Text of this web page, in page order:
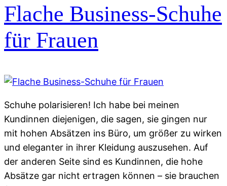
Flache Business-Schuhe
für Frauen
Schuhe polarisieren! Ich habe bei meinen
Kundinnen diejenigen, die sagen, sie gingen nur
mit hohen Absätzen ins Büro, um größer zu wirken
und eleganter in ihrer Kleidung auszusehen. Auf
der anderen Seite sind es Kundinnen, die hohe
Absätze gar nicht ertragen können – sie brauchen